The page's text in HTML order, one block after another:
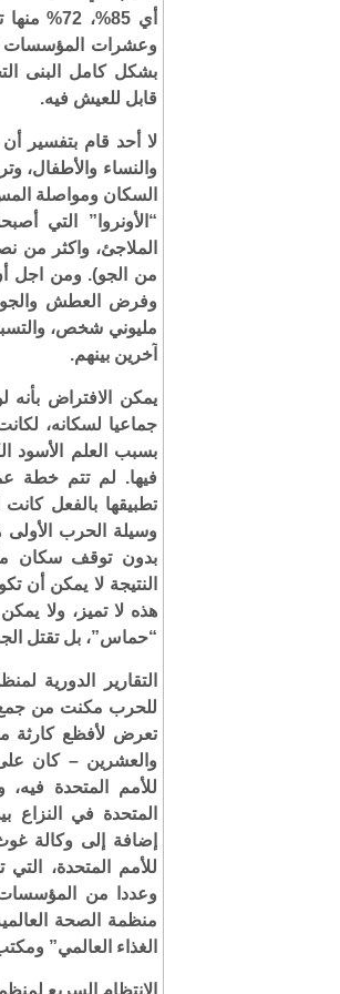
أي 85%،
وعشرات المؤسسات
بشكل كامل البنى
قابل للعيش فيه.
لا أحد قام بتفسير
“الأونروا” التي
الملاجئ، واكثر من
من الجو). ومن اجل أن
وفرض العطش
مليوني شخص،
آخرين بينهم.
يمكن الافتراض
جماعيا لسكانه،
بسبب العلم الأسود
فيها. لم تتم خطة
تطبيقها بالفعل
وسيلة الحرب
بدون توقف سكان
النتيجة لا يمكن أن
هذه لا تميز، ولا
“حماس”، بل تقتل
التقارير الدورية
للحرب مكنت من
تعرض لأفظع كارثة
والعشرين – كان على
للأمم المتحدة
إضافة إلى وكالة غوث
وعددا من
منظمة الصحة
الغذاء العالمي”
الانتظام السريع